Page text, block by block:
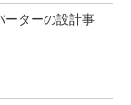
ーターの設計事